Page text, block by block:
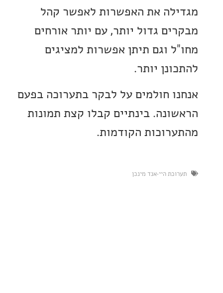
את האפשרות לאפשר קהל
גדול יותר, עם יותר אורחים
וגם תיתן אפשרות למציגים
יותר.
חולמים על לבקר בתערוכה בפעם
בינתיים קבלו קצת תמונות
הקודמות.
היי-אנד מינכן